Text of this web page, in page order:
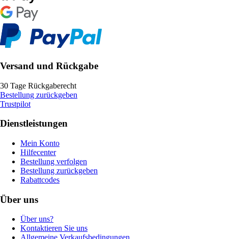
Versand und Rückgabe
30 Tage Rückgaberecht
Bestellung zurückgeben
Trustpilot
Dienstleistungen
Mein Konto
Hilfecenter
Bestellung verfolgen
Bestellung zurückgeben
Rabattcodes
Über uns
Über uns?
Kontaktieren Sie uns